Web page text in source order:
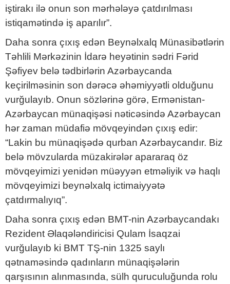
iştirakı ilə onun son mərhələyə çatdırılması
istiqamətində iş aparılır”.
Daha sonra çıxış edən Beynəlxalq Münasibətlərin
Təhlili Mərkəzinin İdarə heyətinin sədri Fərid
Şəfiyev belə tədbirlərin Azərbaycanda
keçirilməsinin son dərəcə əhəmiyyətli olduğunu
vurğulayıb. Onun sözlərinə görə, Ermənistan-
Azərbaycan münaqişəsi nəticəsində Azərbaycan
hər zaman müdafiə mövqeyindən çıxış edir:
“Lakin bu münaqişədə qurban Azərbaycandır. Biz
belə mövzularda müzakirələr apararaq öz
mövqeyimizi yenidən müəyyən etməliyik və haqlı
mövqeyimizi beynəlxalq ictimaiyyətə
çatdırmalıyıq”.
Daha sonra çıxış edən BMT-nin Azərbaycandakı
Rezident Əlaqələndiricisi Qulam İsaqzai
vurğulayıb ki BMT TŞ-nin 1325 saylı
qətnaməsində qadınların münaqişələrin
qarşısının alınmasında, sülh quruculuğunda rolu